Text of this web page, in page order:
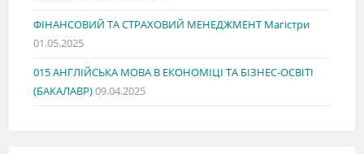
ФІНАНСОВИЙ ТА СТРАХОВИЙ МЕНЕДЖМЕНТ Магістри
01.05.2025
015 АНГЛІЙСЬКА МОВА В ЕКОНОМІЦІ ТА БІЗНЕС-ОСВІТІ
(БАКАЛАВР)09.04.2025